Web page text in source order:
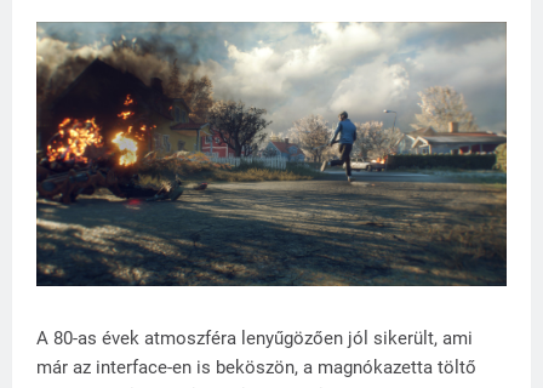
A 80-as évek atmoszféra lenyűgözően jól sikerült, ami
már az interface-en is beköszön, a magnókazetta töltő